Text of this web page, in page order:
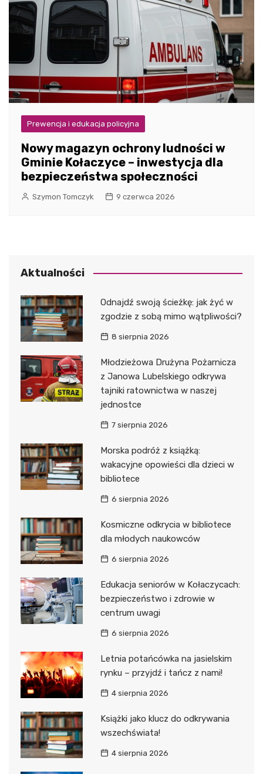
Prewencja i edukacja policyjna
Nowy magazyn ochrony ludności w
Gminie Kołaczyce – inwestycja dla
bezpieczeństwa społeczności
Szymon Tomczyk 9 czerwca 2026
Aktualności
Odnajdź swoją ścieżkę: jak żyć w
zgodzie z sobą mimo wątpliwości?
8 sierpnia 2026
Młodzieżowa Drużyna Pożarnicza
z Janowa Lubelskiego odkrywa
tajniki ratownictwa w naszej
jednostce
7 sierpnia 2026
Morska podróż z książką:
wakacyjne opowieści dla dzieci w
bibliotece
6 sierpnia 2026
Kosmiczne odkrycia w bibliotece
dla młodych naukowców
6 sierpnia 2026
Edukacja seniorów w Kołaczycach:
bezpieczeństwo i zdrowie w
centrum uwagi
6 sierpnia 2026
Letnia potańcówka na jasielskim
rynku – przyjdź i tańcz z nami!
4 sierpnia 2026
Książki jako klucz do odkrywania
wszechświata!
4 sierpnia 2026